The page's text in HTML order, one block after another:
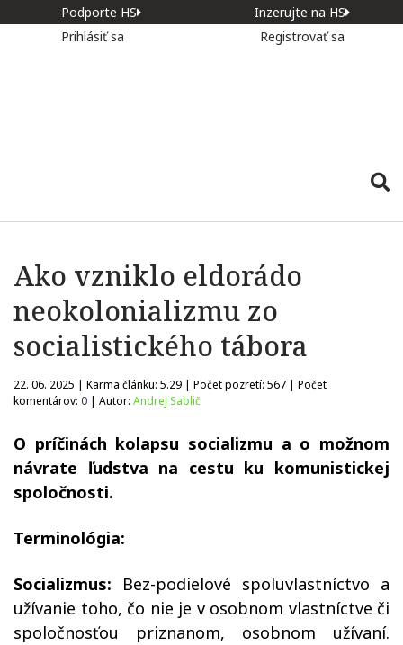
Podporte HS
Inzerujte na HS
Prihlásiť sa
Registrovať sa
Ako vzniklo eldorádo
neokolonializmu zo
socialistického tábora
22. 06. 2025 | Karma článku: 5.29 | Počet pozretí: 567 | Počet
komentárov: 0 | Autor: Andrej Sablič
O príčinách kolapsu socializmu a o možnom
návrate ľudstva na cestu ku komunistickej
spoločnosti.
Terminológia:
Socializmus: Bez-podielové spoluvlastníctvo a
užívanie toho, čo nie je v osobnom vlastníctve či
spoločnosťou priznanom, osobnom užívaní.